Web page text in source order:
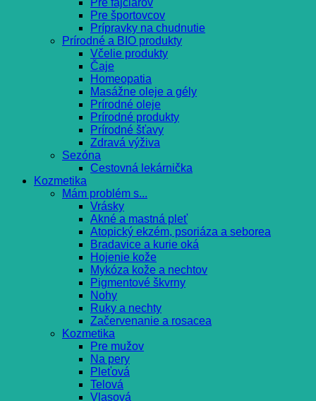
Pre športovcov
Prípravky na chudnutie
Prírodné a BIO produkty
Včelie produkty
Čaje
Homeopatia
Masážne oleje a gély
Prírodné oleje
Prírodné produkty
Prírodné šťavy
Zdravá výživa
Sezóna
Cestovná lekárnička
Kozmetika
Mám problém s...
Vrásky
Akné a mastná pleť
Atopický ekzém, psoriáza a seborea
Bradavice a kurie oká
Hojenie kože
Mykóza kože a nechtov
Pigmentové škvrny
Nohy
Ruky a nechty
Začervenanie a rosacea
Kozmetika
Pre mužov
Na pery
Pleťová
Telová
Vlasová